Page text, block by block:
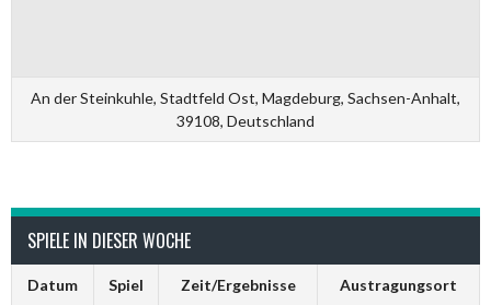
An der Steinkuhle, Stadtfeld Ost, Magdeburg, Sachsen-Anhalt,
39108, Deutschland
SPIELE IN DIESER WOCHE
Datum Spiel Zeit/Ergebnisse Austragungsort